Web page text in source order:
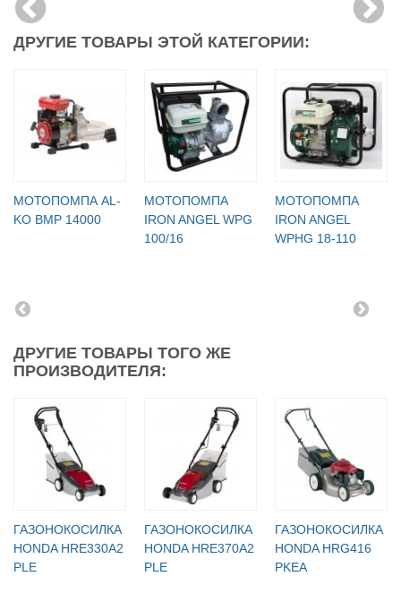
ДРУГИЕ ТОВАРЫ ЭТОЙ КАТЕГОРИИ:
МОТОПОМПА AL-
KO BMP 14000
МОТОПОМПА
IRON ANGEL WPG
100/16
МОТОПОМПА
IRON ANGEL
WPHG 18-110
ДРУГИЕ ТОВАРЫ ТОГО ЖЕ
ПРОИЗВОДИТЕЛЯ:
ГАЗОНОКОСИЛКА
HONDA HRE330A2
PLE
ГАЗОНОКОСИЛКА
HONDA HRE370A2
PLE
ГАЗОНОКОСИЛКА
HONDA HRG416
PKEA